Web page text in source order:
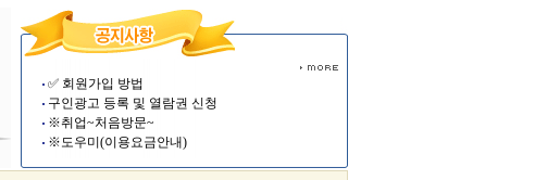
✅ 회원가입 방법
구인광고 등록 및 열람권 신청
※취업~처음방문~
※도우미(이용요금안내)